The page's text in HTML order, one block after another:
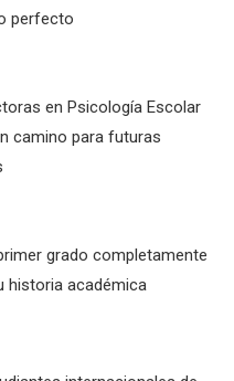
perfecto
en Psicología Escolar
camino para futuras
grado completamente
historia académica